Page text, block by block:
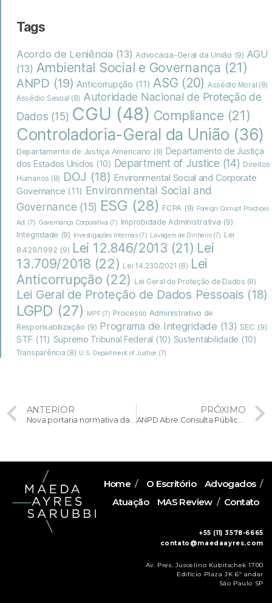
Tags
Acordo de Leniência (13) Advocacia-Geral da União (9) AGU
(13) Ambiental Social e Governança (21)
ANPD (19) Anticorrupção (11) ASG (20) Assédio Moral (8)
Assédio Sexual (8) Autoridade Nacional de Proteção de
Dados (15) CGU (48) Compliance (21)
Controladoria-Geral da União (36)
Departamento de Justiça Americano (9) Departamento de Justiça
dos Estados Unidos (10) Department of Justice (14) Direitos
Humanos (8) DOJ (18) Environmental Social and Corporate
Governance (11) Environmental Social and
Governance (15) ESG (28) FCPA (9) Foreign Corrupt Practices
Act (7) Governança Corporativa (7) Improbidade Administrativa (9)
Integridade (9) Investigações Internas(7) Lavagem de Dinheiro(7) Lei
8.429/1992 (9) Lei 12.846/2013 (21) Lei
13.709/2018 (22) Lei 14.230/2021 (8) Lei
Anticorrupção (22) Lei Geral de Proteção de Dados (8)
Lei Geral de Proteção de Dados Pessoais (18)
LGPD (27) MPF(7) Processo Administrativo de
Responsabilização (9) Programa de Integridade (13) SEC (9)
STF (11) Supremo Tribunal Federal (10) Sustentabilidade (10)
Transparência (8) U.S. Department of Justice (7)
ANTERIOR PRÓXIMO
Home / O Escritório Advogados /
Atuação
MAS Review / Contato
+55 (11) 3578-6665
contato@maedaayres.com
Av. Pres. Juscelino Kubitschek 1700
Edifício Plaza JK 6º andar
São Paulo SP